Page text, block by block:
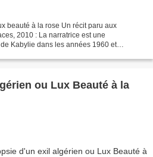
beauté à la rose Un récit paru aux
2010 : La narratrice est une
Kabylie dans les années 1960 et
ou Lux Beauté à la